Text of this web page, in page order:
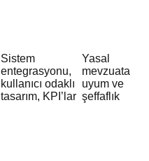
Sistem
entegrasyonu,
kullanıcı odaklı
tasarım, KPI’lar
Yasal
mevzuata
uyum ve
şeffaflık